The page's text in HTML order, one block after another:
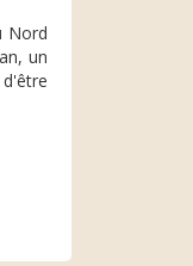
Nord
un